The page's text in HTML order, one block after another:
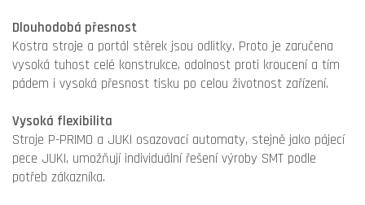
Dlouhodobá přesnost
Kostra stroje a portál stěrek jsou odlitky. Proto je zaručena
vysoká tuhost celé konstrukce, odolnost proti kroucení a tím
pádem i vysoká přesnost tisku po celou životnost zařízení.
Vysoká flexibilita
Stroje P-PRIMO a JUKI osazovací automaty, stejně jako pájecí
pece JUKI, umožňují individuální řešení výroby SMT podle
potřeb zákazníka.